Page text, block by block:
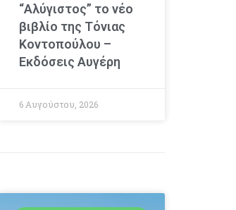
“Αλύγιστος” το νέο
βιβλίο της Τόνιας
Κοντοπούλου –
Εκδόσεις Αυγέρη
6 Αυγούστου, 2026